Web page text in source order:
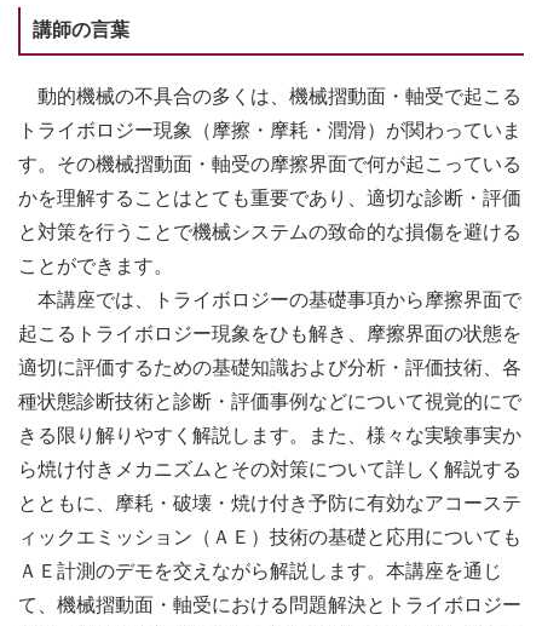
講師の言葉
動的機械の不具合の多くは、機械摺動面・軸受で起こる
トライボロジー現象（摩擦・摩耗・潤滑）が関わっていま
す。その機械摺動面・軸受の摩擦界面で何が起こっている
かを理解することはとても重要であり、適切な診断・評価
と対策を行うことで機械システムの致命的な損傷を避ける
ことができます。
本講座では、トライボロジーの基礎事項から摩擦界面で
起こるトライボロジー現象をひも解き、摩擦界面の状態を
適切に評価するための基礎知識および分析・評価技術、各
種状態診断技術と診断・評価事例などについて視覚的にで
きる限り解りやすく解説します。また、様々な実験事実か
ら焼け付きメカニズムとその対策について詳しく解説する
とともに、摩耗・破壊・焼け付き予防に有効なアコーステ
ィックエミッション（ＡＥ）技術の基礎と応用についても
ＡＥ計測のデモを交えながら解説します。本講座を通じ
て、機械摺動面・軸受における問題解決とトライボロジー